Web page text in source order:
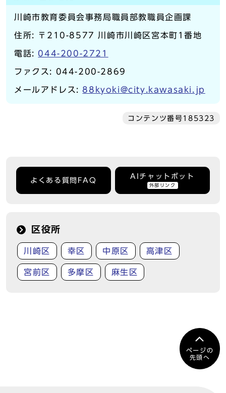
川崎市教育委員会事務局職員部教職員企画課
住所: 〒210-8577 川崎市川崎区宮本町1番地
電話: 044-200-2721
ファクス: 044-200-2869
メールアドレス:88kyoki@city.kawasaki.jp
コンテンツ番号185323
よくある質問FAQ
AIチャットボット
外部リンク
区役所
川崎区 幸区 中原区 高津区
宮前区 多摩区 麻生区
ページの
先頭へ